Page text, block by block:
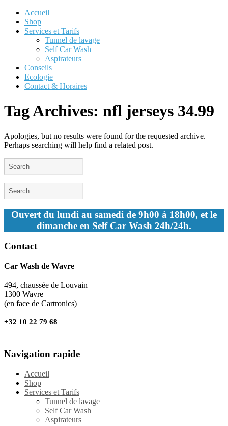
Accueil
Shop
Services et Tarifs
Tunnel de lavage
Self Car Wash
Aspirateurs
Conseils
Ecologie
Contact & Horaires
Tag Archives: nfl jerseys 34.99
Apologies, but no results were found for the requested archive.
Perhaps searching will help find a related post.
Ouvert du lundi au samedi de 9h00 à 18h00, et le
dimanche en Self Car Wash 24h/24h.
Contact
Car Wash de Wavre
494, chaussée de Louvain
1300 Wavre
(en face de Cartronics)
+32 10 22 79 68
Navigation rapide
Accueil
Shop
Services et Tarifs
Tunnel de lavage
Self Car Wash
Aspirateurs